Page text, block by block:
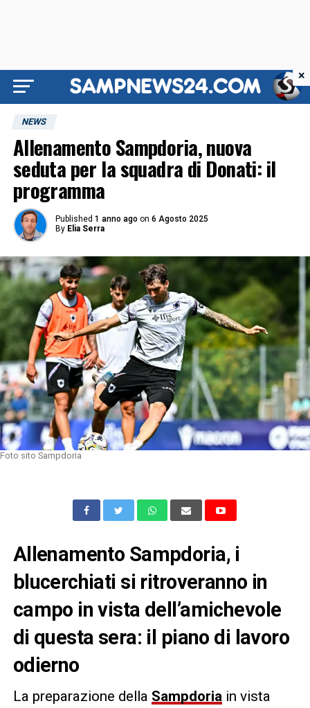
NEWS
Allenamento Sampdoria, nuova
seduta per la squadra di Donati: il
programma
Published 1 anno ago on 6 Agosto 2025
By Elia Serra
Foto sito Sampdoria
Allenamento Sampdoria, i
blucerchiati si ritroveranno in
campo in vista dell’amichevole
di questa sera: il piano di lavoro
odierno
La preparazione della Sampdoriain vista
×